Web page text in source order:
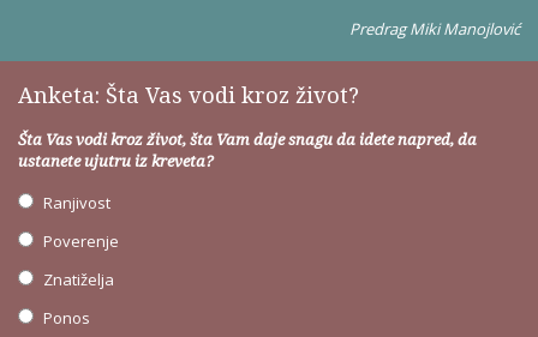
Predrag Miki Manojlović
Anketa: Šta Vas vodi kroz život?
Šta Vas vodi kroz život, šta Vam daje snagu da idete napred, da
ustanete ujutru iz kreveta?
Ranjivost
Poverenje
Znatiželja
Ponos